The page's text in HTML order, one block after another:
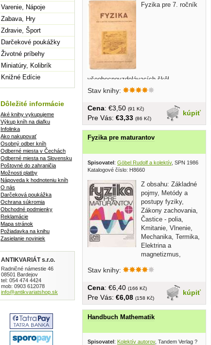
Fyzika pre 7. ročník
všeobecnovzdelávacích škôl...
brožovaná, obálka opotrebovaná, 214
Stav knihy:
kúpiť
Cena: €3,50 (91 Kč)
Pre Vás: €3,33 (86 Kč)
Fyzika pre maturantov
Spisovatel: Göbel Rudolf a kolektív, SPN 1986
Katalogové číslo: H8660
Z obsahu: Základné
pojmy, Metódy a
postupy fyziky,
Zákony zachovania,
Častice - polia,
Kmitanie, Vlnenie,
Mechanika, Termika,
Elektrina a
magnetizmus,
Stav knihy:
kúpiť
Cena: €6,40 (166 Kč)
Pre Vás: €6,08 (158 Kč)
Handbuch Mathematik
Spisovatel : Kolektív autorov, Tandem Verlag ?
Varenie, Nápoje
Zabava, Hry
Zdravie, Šport
Darčekové poukážky
Životné príbehy
Miniatúry, Kolibrík
Knižné Edície
Dôležité informácie
Aké knihy vykupujeme
Výkup kníh na diaľku
Infolinka
Ako nakupovať
Osobný odber kníh
Odberné miesta v Čechách
Odberné miesta na Slovensku
Poštovné do zahraničia
Možnosti platby
Nápoveda k hodnoteniu kníh
O nás
Darčeková poukážka
Ochrana súkromia
Obchodné podmienky
Reklamácie
Mapa stránok
Požiadavka na knihu
Zasielanie noviniek
ANTIKVARIÁT s.r.o.
Radničné námestie 46
08501 Bardejov
tel: 054 474 4424
mob: 0903 612078
info@antikvariatshop.sk